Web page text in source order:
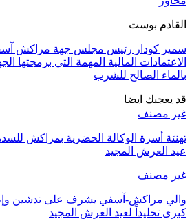
القادم بوست
سمير كودار رئيس مجلس جهة مراكش
الاعتمادات المالية المهمة التي برمجتها
بالماء الصالح للشرب
قد يعجبك ايضا
غير مصنف
تهنئة أسرة الوكالة الحضرية بمراكش للسدة
عيد العرش المجيد
غير مصنف
والي مراكش-آسفي يشرف على تدشين
كبرى تخليداً لعيد العرش المجيد